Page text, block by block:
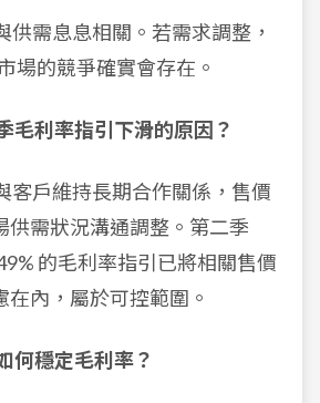
供需息息相關。若需求調整，
場的競爭確實會存在。
毛利率指引下滑的原因？
客戶維持長期合作關係，售價
供需狀況溝通調整。第二季
的毛利率指引已將相關售價
在內，屬於可控範圍。
何穩定毛利率？